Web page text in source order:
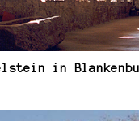
in